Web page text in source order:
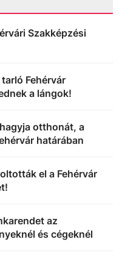
Szakképzési
Fehérvár
a lángok!
otthonát, a
határában
el a Fehérvár
az
és cégeknél